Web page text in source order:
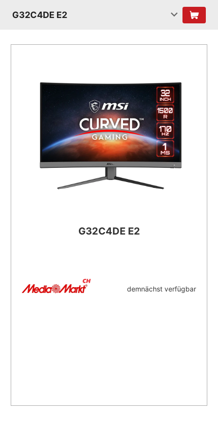
G32C4DE E2
G32C4DE E2
demnächst verfügbar